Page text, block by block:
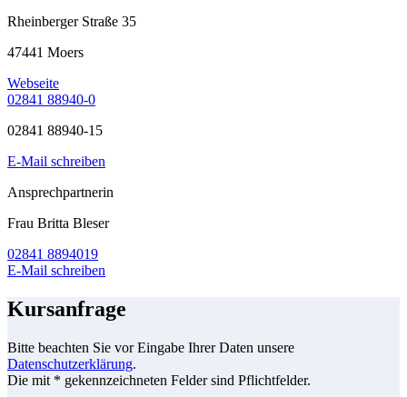
Rheinberger Straße 35
47441 Moers
Webseite
02841 88940-0
02841 88940-15
E-Mail schreiben
Ansprechpartnerin
Frau Britta Bleser
02841 8894019
E-Mail schreiben
Kursanfrage
Bitte beachten Sie vor Eingabe Ihrer Daten unsere
Datenschutzerklärung.
Die mit * gekennzeichneten Felder sind Pflichtfelder.